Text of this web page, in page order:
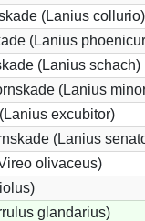
(Lanius collurio)
(Lanius
(Lanius schach)
(Lanius
excubitor)
(Lanius
olivaceus)
glandarius)